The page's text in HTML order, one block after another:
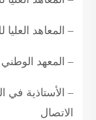
– المعاهد العليا
– المعهد الوطني
– الأستاذية في
الاتصال